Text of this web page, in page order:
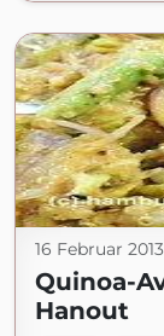
16 Februar 2013
Quinoa-
Hanout